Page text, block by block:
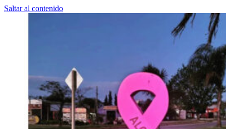
Saltar al contenido